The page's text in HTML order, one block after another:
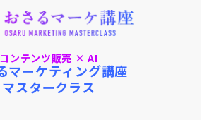
コンテンツ販売 × AI
マーケティング講座
マスタークラス